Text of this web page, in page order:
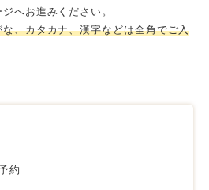
へお進みください。
、カタカナ、漢字などは全角でご入
約